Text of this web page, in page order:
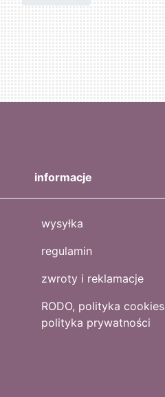
informacje
wysyłka
regulamin
zwroty i reklamacje
RODO, polityka cookies
polityka prywatności